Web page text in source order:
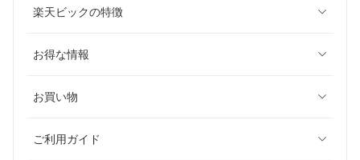
楽天ビックの特徴
お得な情報
お買い物
ご利用ガイド